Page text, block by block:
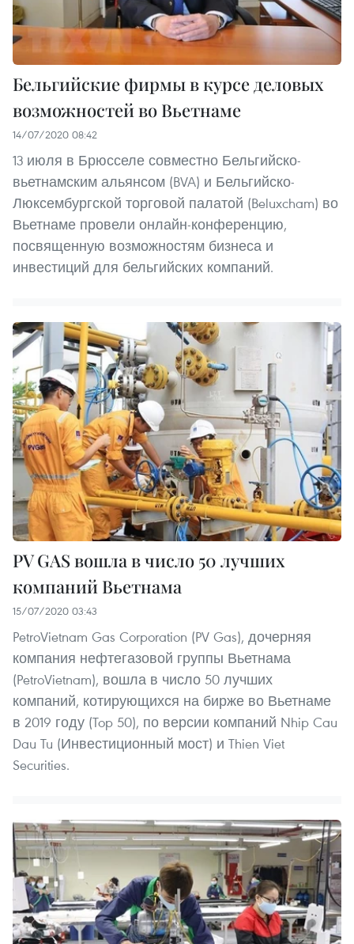
Бельгийские фирмы в курсе деловых
возможностей во Вьетнаме
14/07/2020 08:42
13 июля в Брюсселе совместно Бельгийско-
вьетнамским альянсом (BVA) и Бельгийско-
Люксембургской торговой палатой (Beluxcham) во
Вьетнаме провели онлайн-конференцию,
посвященную возможностям бизнеса и
инвестиций для бельгийских компаний.
PV GAS вошла в число 50 лучших
компаний Вьетнама
15/07/2020 03:43
PetroVietnam Gas Corporation (PV Gas), дочерняя
компания нефтегазовой группы Вьетнама
(PetroVietnam), вошла в число 50 лучших
компаний, котирующихся на бирже во Вьетнаме
в 2019 году (Top 50), по версии компаний Nhip Cau
Dau Tu (Инвестиционный мост) и Thien Viet
Securities.